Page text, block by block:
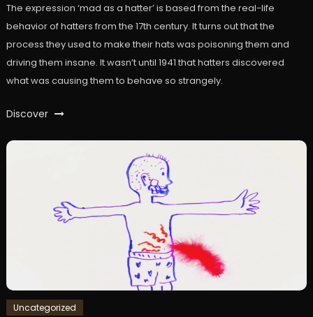
The expression ‘mad as a hatter’ is based from the real-life
behavior of hatters from the 17th century. It turns out that the
process they used to make their hats was poisoning them and
driving them insane. It wasn’t until 1941 that hatters discovered
what was causing them to behave so strangely.
Discover
Uncategorized